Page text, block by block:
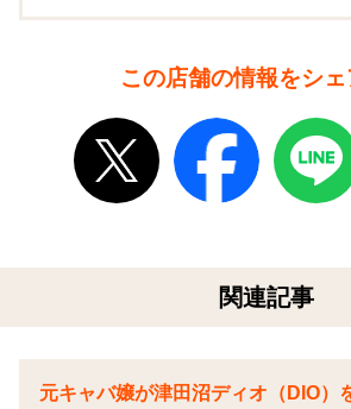
この店舗の情報をシ
関連記事
元キャバ嬢が津田沼ディオ（DIO）